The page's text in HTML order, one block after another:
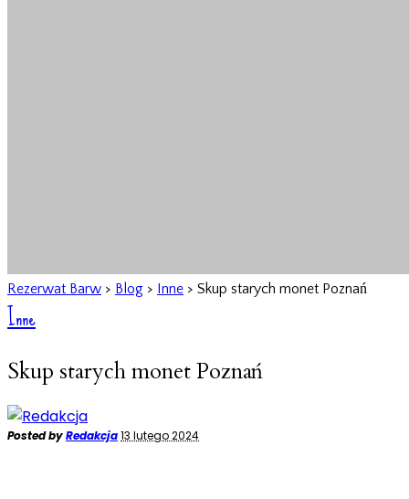
Rezerwat Barw > Blog > Inne > Skup starych monet Poznań
Inne
Skup starych monet Poznań
Posted byRedakcja13 lutego 2024